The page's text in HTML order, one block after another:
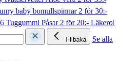
baby bomullspinnar2 för 30:-
Tuggummi Påsar2 för 20:- Läkerol
Tillbaka
Se alla